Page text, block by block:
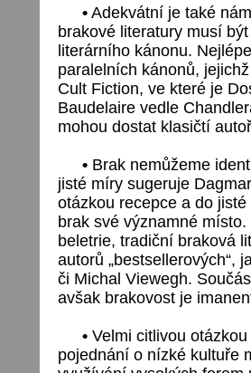
•Adekvátní je také
brakové literatury musí
literárního kánonu.
paralelních kánonů,
Cult Fiction, ve které je
Baudelaire vedle
mohou dostat klasičtí
•Brak nemůžeme
jisté míry sugeruje
otázkou recepce a do
brak své významné
beletrie, tradiční braková
autorů „bestsellerových“,
či Michal Viewegh.
avšak brakovost je
•Velmi citlivou
pojednání o nízké kultuře